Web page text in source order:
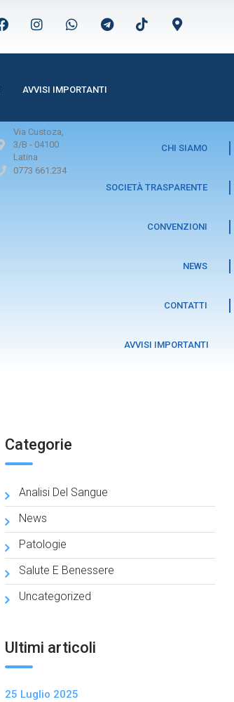
AVVISI IMPORTANTI
Via Custoza,
3/B - 04100
Latina
0773 661.234
CHI SIAMO
SOCIETÀ TRASPARENTE
CONVENZIONI
NEWS
CONTATTI
AVVISI IMPORTANTI
Categorie
Analisi Del Sangue
News
Patologie
Salute E Benessere
Uncategorized
Ultimi articoli
25 Luglio 2025